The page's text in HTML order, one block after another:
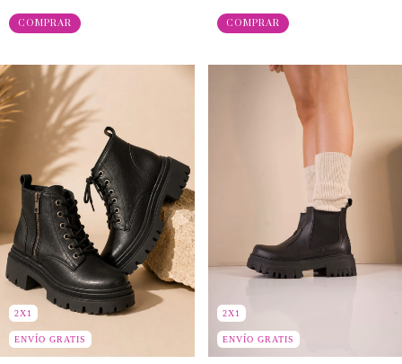
COMPRAR COMPRAR
2X1
ENVÍO GRATIS
2X1
ENVÍO GRATIS